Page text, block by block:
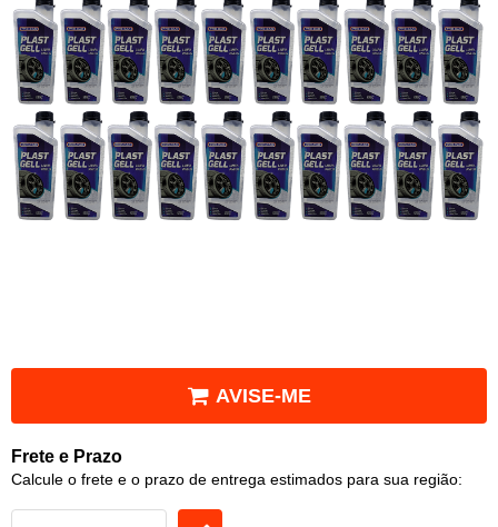
AVISE-ME
Frete e Prazo
Calcule o frete e o prazo de entrega estimados para sua região: